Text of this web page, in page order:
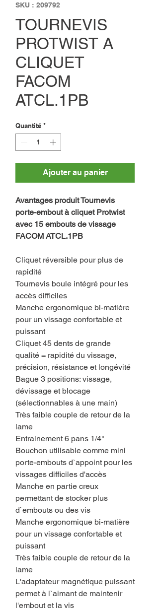
SKU : 209792
TOURNEVIS
PROTWIST A
CLIQUET
FACOM
ATCL.1PB
Quantité *
Ajouter au panier
Avantages produit Tournevis
porte-embout à cliquet Protwist
avec 15 embouts de vissage
FACOM ATCL.1PB
Cliquet réversible pour plus de
rapidité
Tournevis boule intégré pour les
accès difficiles
Manche ergonomique bi-matière
pour un vissage confortable et
puissant
Cliquet 45 dents de grande
qualité = rapidité du vissage,
précision, résistance et longévité
Bague 3 positions: vissage,
dévissage et blocage
(sélectionnables à une main)
Très faible couple de retour de la
lame
Entrainement 6 pans 1/4"
Bouchon utilisable comme mini
porte-embouts d`appoint pour les
vissages difficiles d'accès
Manche en partie creux
permettant de stocker plus
d`embouts ou des vis
Manche ergonomique bi-matière
pour un vissage confortable et
puissant
Très faible couple de retour de la
lame
L'adaptateur magnétique puissant
permet à l`aimant de maintenir
l'embout et la vis